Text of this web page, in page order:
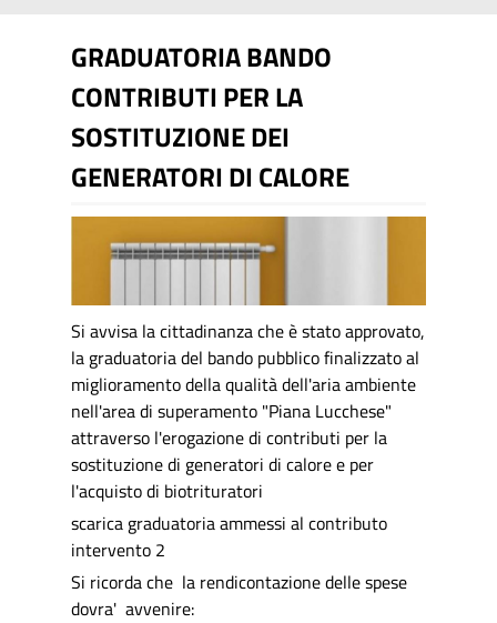
GRADUATORIA BANDO
CONTRIBUTI PER LA
SOSTITUZIONE DEI
GENERATORI DI CALORE
Si avvisa la cittadinanza che è stato approvato,
la graduatoria del bando pubblico finalizzato al
miglioramento della qualità dell'aria ambiente
nell'area di superamento "Piana Lucchese"
attraverso l'erogazione di contributi per la
sostituzione di generatori di calore e per
l'acquisto di biotrituratori
scarica graduatoria ammessi al contributo
intervento 2
Si ricorda che la rendicontazione delle spese
dovra' avvenire: